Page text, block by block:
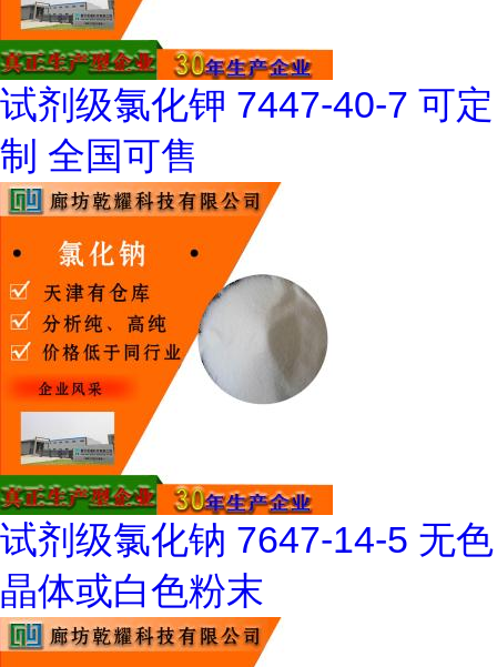
试剂级氯化钾 7447-40-7 可定
制 全国可售
试剂级氯化钠 7647-14-5 无色
晶体或白色粉末